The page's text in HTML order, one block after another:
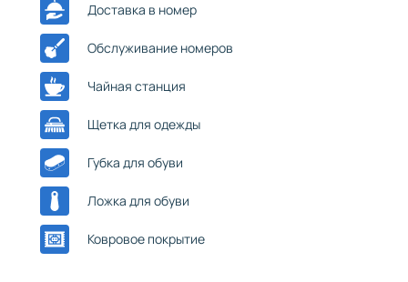
Доставка в номер
Обслуживание номеров
Чайная станция
Щетка для одежды
Губка для обуви
Ложка для обуви
Ковровое покрытие